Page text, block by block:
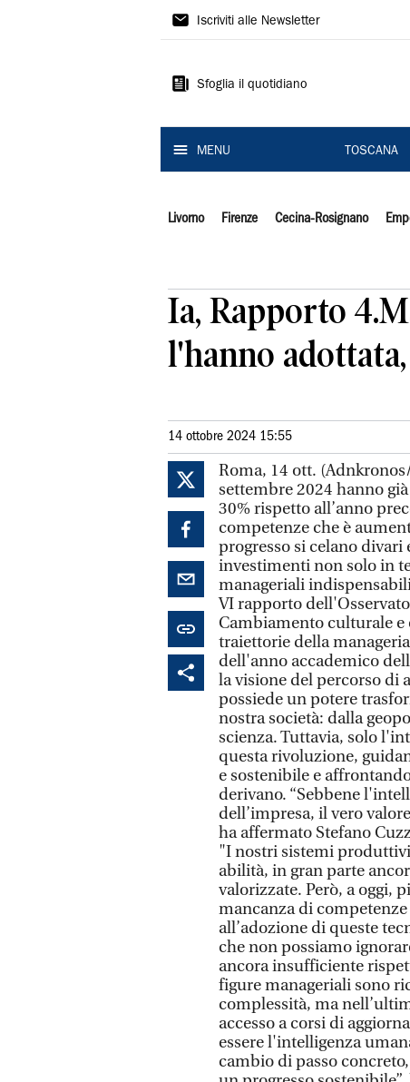
Il
Iscriviti alle Newsletter
Sfoglia il quotidiano
MENU TOSCANA
Livorno Firenze Cecina-Rosignano
Ia, Rapporto
l'hanno
14 ottobre 2024 15:55
Roma, 14 ott.
settembre 2024 hanno
30% rispetto all’anno
competenze che è
progresso si celano
investimenti non solo in
manageriali
VI rapporto
Cambiamento culturale e
traiettorie della
dell'anno accademico
la visione del percorso di
possiede un potere
nostra società: dalla
scienza. Tuttavia, solo
questa rivoluzione,
e sostenibile e
derivano. “Sebbene
dell’impresa, il vero
ha affermato Stefano
"I nostri sistemi
abilità, in gran parte
valorizzate. Però, a oggi,
mancanza di
all’adozione di queste
che non possiamo
ancora insufficiente
figure manageriali sono
complessità, ma
accesso a corsi di
essere l'intelligenza
cambio di passo